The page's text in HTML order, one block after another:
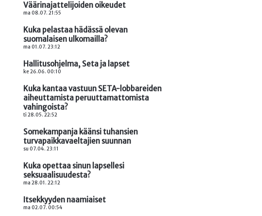
Väärinajattelijoiden oikeudet
ma 08.07. 21:55
Kuka pelastaa hädässä olevan
suomalaisen ulkomailla?
ma 01.07. 23:12
Hallitusohjelma, Seta ja lapset
ke 26.06. 00:10
Kuka kantaa vastuun SETA-lobbareiden
aiheuttamista peruuttamattomista
vahingoista?
ti 28.05. 22:52
Somekampanja käänsi tuhansien
turvapaikkavaeltajien suunnan
su 07.04. 23:11
Kuka opettaa sinun lapsellesi
seksuaalisuudesta?
ma 28.01. 22:12
Itsekkyyden naamiaiset
ma 02.07. 00:54